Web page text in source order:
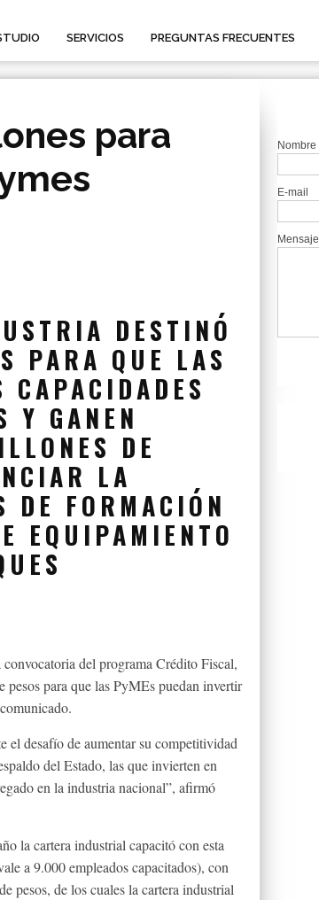
SERVICIOS PREGUNTAS FRECUENTES
para
DESTINÓ
PARA QUE LAS
CAPACIDADES
Y GANEN
DE
LA
DE FORMACIÓN
EQUIPAMIENTO
del programa Crédito Fiscal,
pesos para que las PyMEs puedan invertir
el desafío de aumentar su competitividad
del Estado, las que invierten en
en la industria nacional”, afirmó
la cartera industrial capacitó con esta
a 9.000 empleados capacitados), con
pesos, de los cuales la cartera industrial
Nombre
E-mail
Mensaje